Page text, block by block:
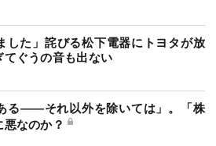
した」詫びる松下電器にトヨタが放
ぐうの音も出ない
る――それ以外を除いては」。「株
なのか？